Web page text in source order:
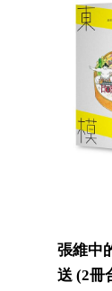
張維中
送 (2冊